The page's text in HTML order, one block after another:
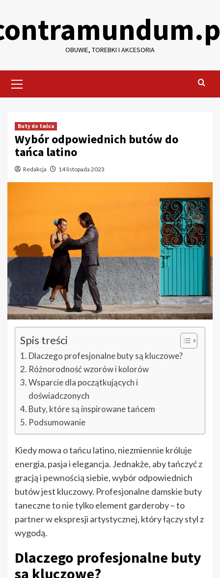
content
OBUWIE, TOREBKI I AKCESORIA
Menu
Buty do tańca
Wybór odpowiednich butów do
tańca latino
Redakcja 14 listopada 2023
Spis treści
Dlaczego profesjonalne buty są kluczowe?
Różnorodność wzorów i kolorów
Wsparcie dla początkujących i
doświadczonych
Buty, które są inspirowane tańcem
Podsumowanie
Kiedy mowa o tańcu latino, niezmiennie króluje
energia, pasja i elegancja. Jednakże, aby tańczyć z
gracją i pewnością siebie, wybór odpowiednich
butów jest kluczowy. Profesjonalne damskie buty
taneczne to nie tylko element garderoby – to
partner w ekspresji artystycznej, który łączy styl z
wygodą.
Dlaczego profesjonalne buty
są kluczowe?